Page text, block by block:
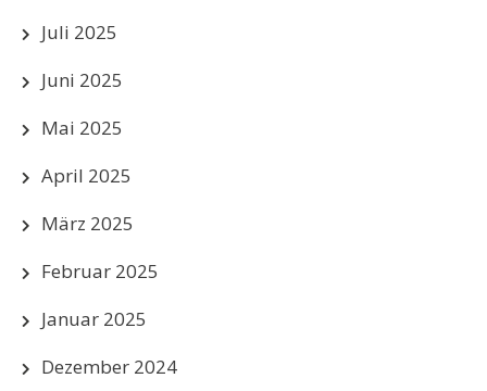
Juli 2025
Juni 2025
Mai 2025
April 2025
März 2025
Februar 2025
Januar 2025
Dezember 2024